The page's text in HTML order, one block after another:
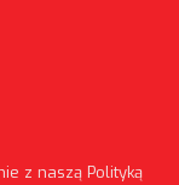
z naszą Polityką